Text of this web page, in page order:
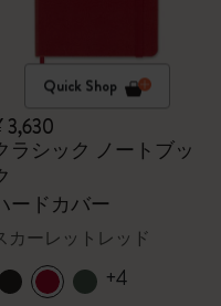
Quick Shop
3,630
ラシック ノートブッ
ードカバー
カーレットレッド
+4